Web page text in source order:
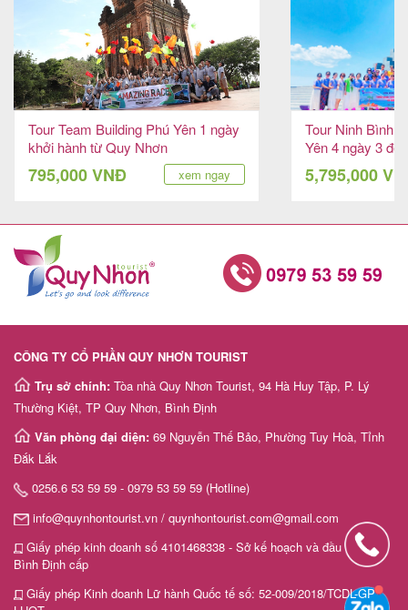
Tour Team Building Phú Yên 1 ngày
khởi hành từ Quy Nhơn
795,000 VNĐ xem ngay
Tour Ninh Bình
Yên 4 ngày 3
hoang sơ
5,795,000
CÔNG TY CỔ PHẦN QUY NHƠN TOURIST
Trụ sở chính: Tòa nhà Quy Nhơn Tourist, 94 Hà Huy Tập, P. Lý
Thường Kiệt, TP Quy Nhơn, Bình Định
Văn phòng đại diện: 69 Nguyễn Thế Bảo, Phường Tuy Hoà, Tỉnh
Đắk Lắk
0256.6 53 59 59 - 0979 53 59 59 (Hotline)
info@quynhontourist.vn / quynhontourist.com@gmail.com
Giấy phép kinh doanh số 4101468338 - Sở kế hoạch và đầu tư tỉnh
Bình Định cấp
Giấy phép Kinh doanh Lữ hành Quốc tế số: 52-009/2018/TCDL-GP